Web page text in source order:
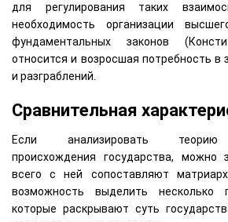
для регулирования таких
необходимость организации
фундаментальных законов
относится и возросшая потребность в
и разграблений.
Сравнительная
Если анализировать теорию
происхождения государства, можно
всего с ней сопоставляют
возможность выделить несколько
которые раскрывают суть